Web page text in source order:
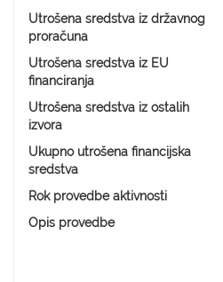
Utrošena sredstva iz državnog
proračuna
Utrošena sredstva iz EU
financiranja
Utrošena sredstva iz ostalih
izvora
Ukupno utrošena financijska
sredstva
Rok provedbe aktivnosti
Opis provedbe